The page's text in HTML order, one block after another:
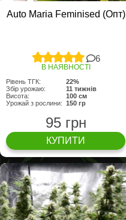
Auto Maria Feminised (Опт)
6
В НАЯВНОСТІ
Рівень ТГК:
22%
Збір урожаю:
11 тижнів
Висота:
100 см
Урожай з рослини: 150 гр
95 грн
КУПИТИ